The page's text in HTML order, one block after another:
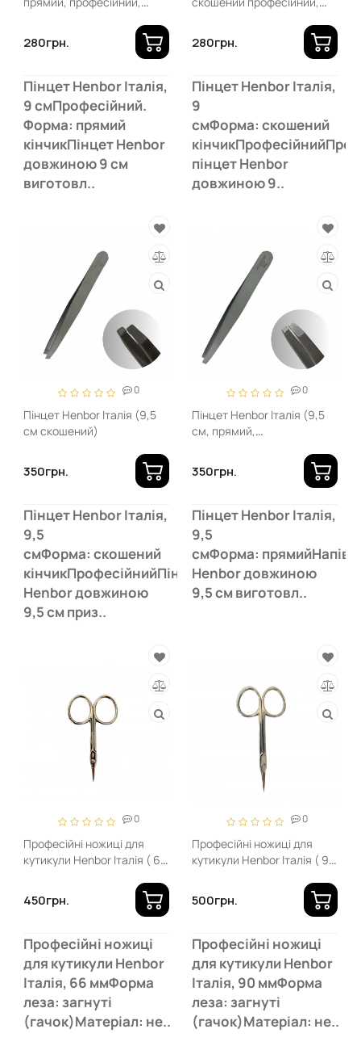
280грн.
Пінцет Henbor Італія,
9 смПрофесійний.
Форма: прямий
кінчикПінцет Henbor
довжиною 9 см
виготовл..
280грн.
Пінцет Henbor Італія,
9
смФорма: скошений
пінцет Henbor
довжиною 9..
0
Пінцет Henbor Італія (9,5
см скошений)
350грн.
Пінцет Henbor Італія,
9,5
смФорма: скошений
кінчикПрофесійнийПінцет
Henbor довжиною
9,5 см приз..
0
Пінцет Henbor Італія (9,5
см, прямий,
350грн.
Пінцет Henbor Італія,
9,5
смФорма:
Henbor довжиною
9,5 см виготовл..
0
Професійні ножиці для
кутикули Henbor Італія ( 66
450грн.
Професійні ножиці
для кутикули Henbor
Італія, 66 ммФорма
леза: загнуті
(гачок)Матеріал: не..
0
Професійні ножиці для
кутикули Henbor Італія ( 90
500грн.
Професійні ножиці
для кутикули Henbor
Італія, 90 ммФорма
леза: загнуті
(гачок)Матеріал: не..